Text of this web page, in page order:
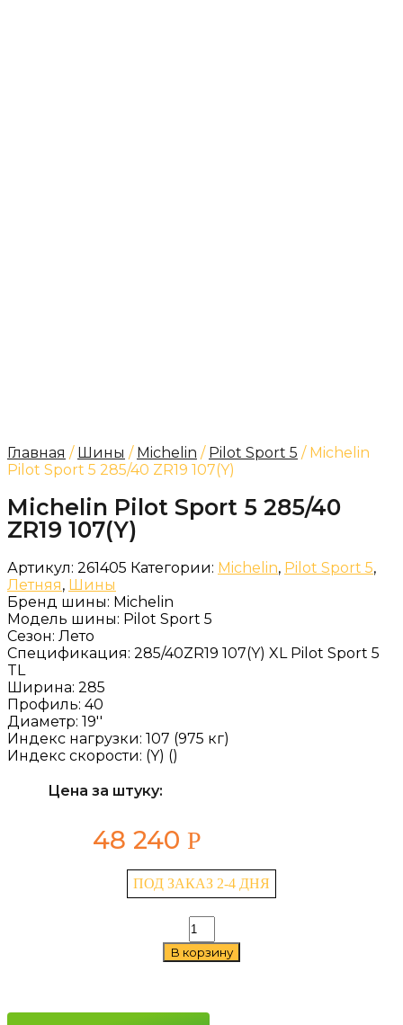
Главная / Шины / Michelin / Pilot Sport 5 / Michelin
Pilot Sport 5 285/40 ZR19 107(Y)
Michelin Pilot Sport 5 285/40
ZR19 107(Y)
Артикул: 261405 Категории: Michelin, Pilot Sport 5,
Летняя, Шины
Бренд шины: Michelin
Модель шины: Pilot Sport 5
Сезон: Лето
Спецификация: 285/40ZR19 107(Y) XL Pilot Sport 5
TL
Ширина: 285
Профиль: 40
Диаметр: 19''
Индекс нагрузки: 107 (975 кг)
Индекс скорости: (Y) ()
Цена за штуку:
48 240 Р
ПОД ЗАКАЗ 2-4 ДНЯ
Количество
товара
Michelin
285/40
В корзину